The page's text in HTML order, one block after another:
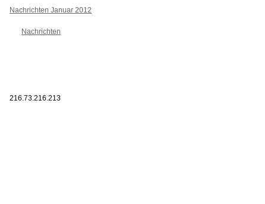
Nachrichten Januar 2012
Nachrichten
216.73.216.213